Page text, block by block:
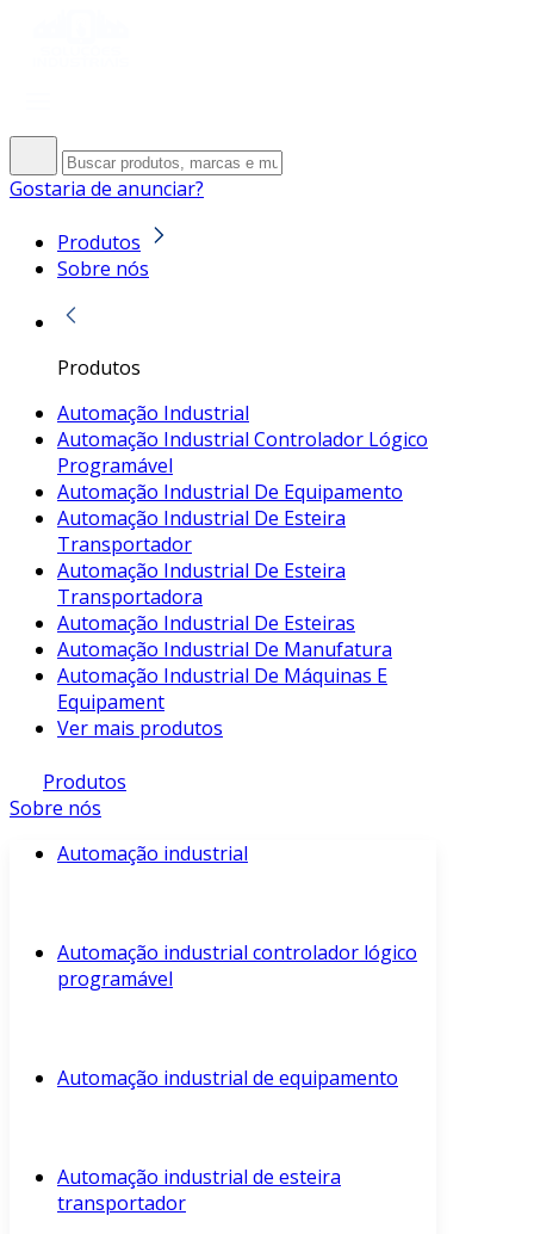
Gostaria de anunciar?
Produtos
Sobre nós
Produtos
Automação Industrial
Automação Industrial Controlador Lógico
Programável
Automação Industrial De Equipamento
Automação Industrial De Esteira
Transportador
Automação Industrial De Esteira
Transportadora
Automação Industrial De Esteiras
Automação Industrial De Manufatura
Automação Industrial De Máquinas E
Equipament
Ver mais produtos
Produtos
Sobre nós
Automação industrial
Automação industrial controlador lógico
programável
Automação industrial de equipamento
Automação industrial de esteira
transportador